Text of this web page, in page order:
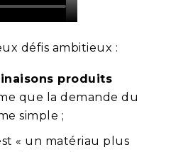
défis ambitieux :
produits
que la demande du
simple ;
« un matériau plus